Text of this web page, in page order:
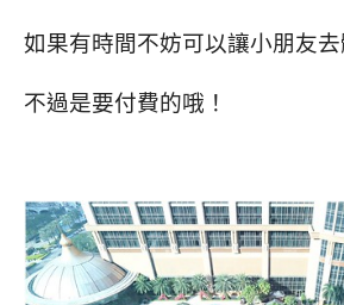
如果有時間不妨可以讓小朋友
不過是要付費的哦！